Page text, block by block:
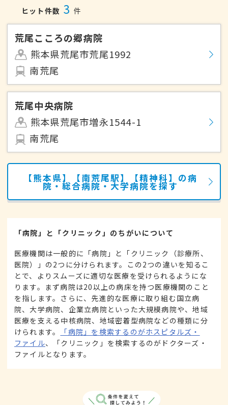
ヒット件数 3 件
荒尾こころの郷病院
熊本県荒尾市荒尾1992
南荒尾
荒尾中央病院
熊本県荒尾市増永1544-1
南荒尾
【熊本県】【南荒尾駅】【精神科】の病
院・総合病院・大学病院を探す
「病院」と「クリニック」のちがいについて
医療機関は一般的に「病院」と「クリニック（診療所、
医院）」の2つに分けられます。この2つの違いを知るこ
とで、よりスムーズに適切な医療を受けられるようにな
ります。まず病院は20以上の病床を持つ医療機関のこと
を指します。さらに、先進的な医療に取り組む国立病
院、大学病院、企業立病院といった大規模病院や、地域
医療を支える中核病院、地域密着型病院などの種類に分
けられます。
「病院」を検索するのがホスピタルズ・
ファイル、「クリニック」を検索するのがドクターズ・
ファイルとなります。